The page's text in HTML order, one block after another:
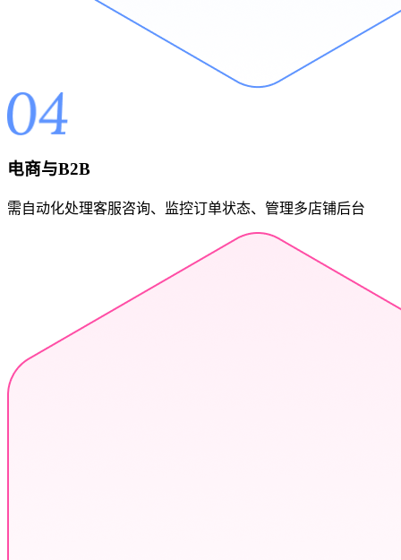
电商与B2B
需自动化处理客服咨询、监控订单状态、管理多店铺后台